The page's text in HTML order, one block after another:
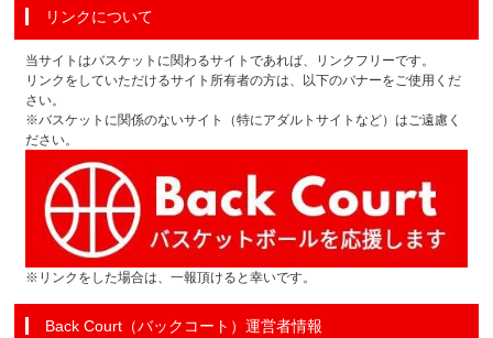
リンクについて
当サイトはバスケットに関わるサイトであれば、リンクフリーです。
リンクをしていただけるサイト所有者の方は、以下のバナーをご使用くだ
さい。
※バスケットに関係のないサイト（特にアダルトサイトなど）はご遠慮く
ださい。
※リンクをした場合は、一報頂けると幸いです。
Back Court（バックコート）運営者情報